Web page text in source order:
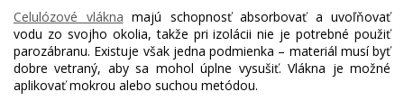
Celulózové vlákna majú schopnosť absorbovať a uvoľňovať
vodu zo svojho okolia, takže pri izolácii nie je potrebné použiť
parozábranu. Existuje však jedna podmienka – materiál musí byť
dobre vetraný, aby sa mohol úplne vysušiť. Vlákna je možné
aplikovať mokrou alebo suchou metódou.